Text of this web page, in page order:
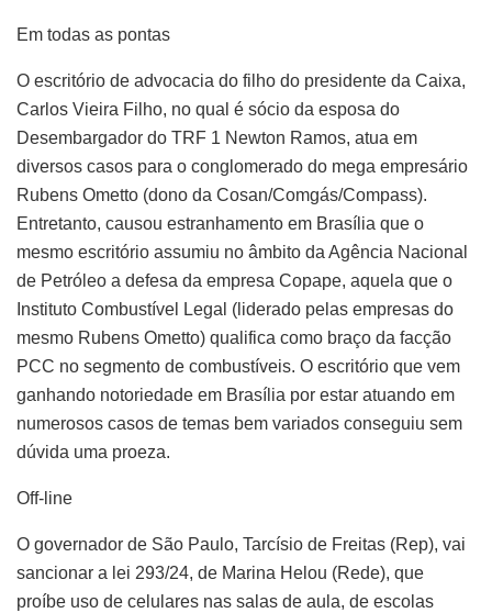
Em todas as pontas
O escritório de advocacia do filho do presidente da Caixa,
Carlos Vieira Filho, no qual é sócio da esposa do
Desembargador do TRF 1 Newton Ramos, atua em
diversos casos para o conglomerado do mega empresário
Rubens Ometto (dono da Cosan/Comgás/Compass).
Entretanto, causou estranhamento em Brasília que o
mesmo escritório assumiu no âmbito da Agência Nacional
de Petróleo a defesa da empresa Copape, aquela que o
Instituto Combustível Legal (liderado pelas empresas do
mesmo Rubens Ometto) qualifica como braço da facção
PCC no segmento de combustíveis. O escritório que vem
ganhando notoriedade em Brasília por estar atuando em
numerosos casos de temas bem variados conseguiu sem
dúvida uma proeza.
Off-line
O governador de São Paulo, Tarcísio de Freitas (Rep), vai
sancionar a lei 293/24, de Marina Helou (Rede), que
proíbe uso de celulares nas salas de aula, de escolas